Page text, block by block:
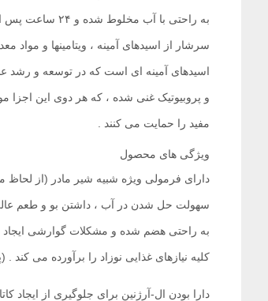
به راحتی با آب
سرشار از اسیدهای آمینه ، ویتامین­ها و مواد
اسیدهای آمینه ای است که در توسعه و
و پروبیوتیک غنی شده ، که هر دوی این
مفید را حمایت می کنند .
ویژگی های محصول
دارای فرمولی ویژه شبیه شیر مادر (از لحاظ
سهولت حل شدن در آب ، داشتن بو و طعم
به راحتی هضم شده و مشکلات گوارشی ایجاد
کلیه نیازهای غذایی نوزاد را برآورده می کند
دارا بودن ال-آرژنین برای جلوگیری از ایجاد